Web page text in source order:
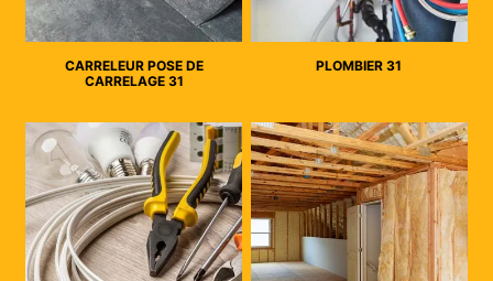
CARRELEUR POSE DE
CARRELAGE 31
PLOMBIER 31